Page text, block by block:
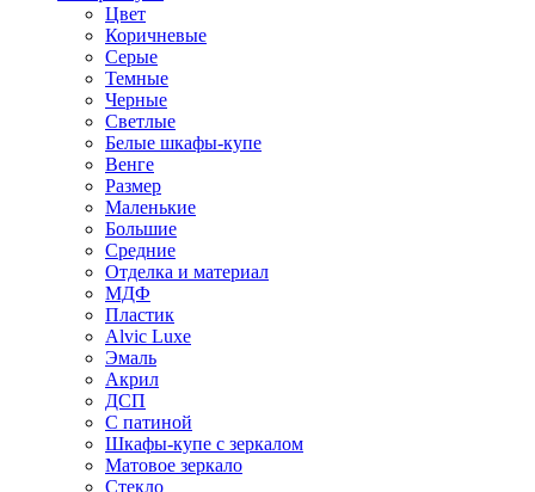
Цвет
Коричневые
Серые
Темные
Черные
Светлые
Белые шкафы-купе
Венге
Размер
Маленькие
Большие
Средние
Отделка и материал
МДФ
Пластик
Alvic Luxe
Эмаль
Акрил
ДСП
С патиной
Шкафы-купе с зеркалом
Матовое зеркало
Стекло